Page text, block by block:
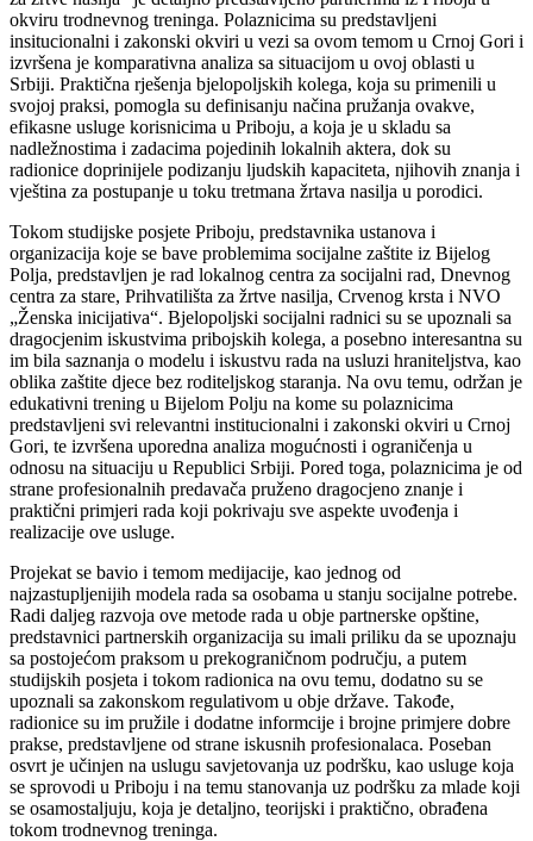
okviru trodnevnog treninga. Polaznicima su predstavljeni
insitucionalni i zakonski okviri u vezi sa ovom temom u Crnoj Gori i
izvršena je komparativna analiza sa situacijom u ovoj oblasti u
Srbiji. Praktična rješenja bjelopoljskih kolega, koja su primenili u
svojoj praksi, pomogla su definisanju načina pružanja ovakve,
efikasne usluge korisnicima u Priboju, a koja je u skladu sa
nadležnostima i zadacima pojedinih lokalnih aktera, dok su
radionice doprinijele podizanju ljudskih kapaciteta, njihovih znanja i
vještina za postupanje u toku tretmana žrtava nasilja u porodici.
Tokom studijske posjete Priboju, predstavnika ustanova i
organizacija koje se bave problemima socijalne zaštite iz Bijelog
Polja, predstavljen je rad lokalnog centra za socijalni rad, Dnevnog
centra za stare, Prihvatilišta za žrtve nasilja, Crvenog krsta i NVO
„Ženska inicijativa“. Bjelopoljski socijalni radnici su se upoznali sa
dragocjenim iskustvima pribojskih kolega, a posebno interesantna su
im bila saznanja o modelu i iskustvu rada na usluzi hraniteljstva, kao
oblika zaštite djece bez roditeljskog staranja. Na ovu temu, održan je
edukativni trening u Bijelom Polju na kome su polaznicima
predstavljeni svi relevantni institucionalni i zakonski okviri u Crnoj
Gori, te izvršena uporedna analiza mogućnosti i ograničenja u
odnosu na situaciju u Republici Srbiji. Pored toga, polaznicima je od
strane profesionalnih predavača pruženo dragocjeno znanje i
praktični primjeri rada koji pokrivaju sve aspekte uvođenja i
realizacije ove usluge.
Projekat se bavio i temom medijacije, kao jednog od
najzastupljenijih modela rada sa osobama u stanju socijalne potrebe.
Radi daljeg razvoja ove metode rada u obje partnerske opštine,
predstavnici partnerskih organizacija su imali priliku da se upoznaju
sa postojećom praksom u prekograničnom području, a putem
studijskih posjeta i tokom radionica na ovu temu, dodatno su se
upoznali sa zakonskom regulativom u obje države. Takođe,
radionice su im pružile i dodatne informcije i brojne primjere dobre
prakse, predstavljene od strane iskusnih profesionalaca. Poseban
osvrt je učinjen na uslugu savjetovanja uz podršku, kao usluge koja
se sprovodi u Priboju i na temu stanovanja uz podršku za mlade koji
se osamostaljuju, koja je detaljno, teorijski i praktično, obrađena
tokom trodnevnog treninga.